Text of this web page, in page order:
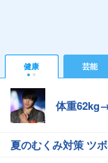
健康 芸能
体重
夏のむくみ対策 ツ